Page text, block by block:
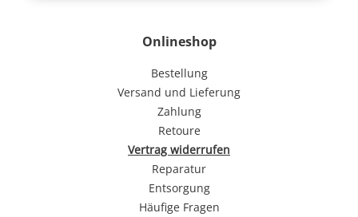
Onlineshop
Bestellung
Versand und Lieferung
Zahlung
Retoure
Vertrag widerrufen
Reparatur
Entsorgung
Häufige Fragen